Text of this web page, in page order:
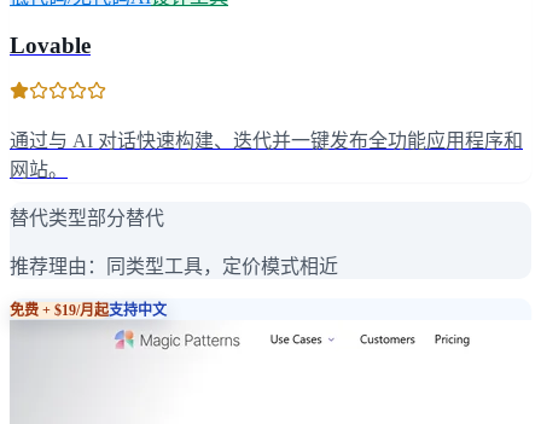
Lovable
通过与 AI 对话快速构建、迭代并一键发布全功能应用程序和
网站。
替代类型部分替代
推荐理由： 同类型工具，定价模式相近
免费 + $19/月起支持中文